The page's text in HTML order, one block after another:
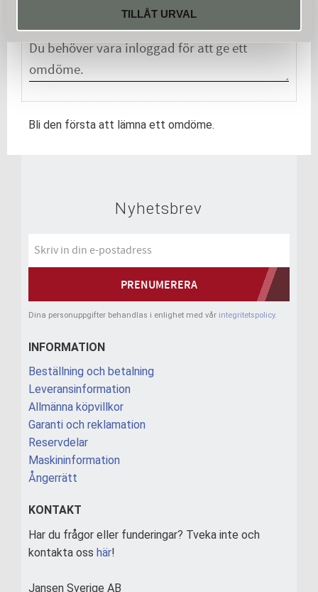
TILLÅT URVAL
Bli den första att lämna ett omdöme.
Nyhetsbrev
PRENUMERERA
Dina personuppgifter behandlas i enlighet med vår integritetspolicy.
INFORMATION
Beställning och betalning
Leveransinformation
Allmänna köpvillkor
Garanti och reklamation
Reservdelar
Maskininformation
Ångerrätt
KONTAKT
Har du frågor eller funderingar? Tveka inte och
kontakta oss här!
Jansen Sverige AB